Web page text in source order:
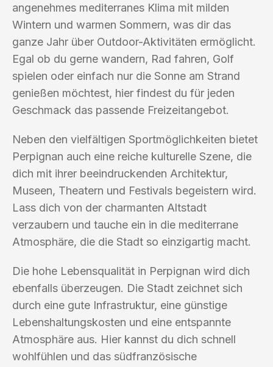
angenehmes mediterranes Klima mit milden
Wintern und warmen Sommern, was dir das
ganze Jahr über Outdoor-Aktivitäten ermöglicht.
Egal ob du gerne wandern, Rad fahren, Golf
spielen oder einfach nur die Sonne am Strand
genießen möchtest, hier findest du für jeden
Geschmack das passende Freizeitangebot.
Neben den vielfältigen Sportmöglichkeiten bietet
Perpignan auch eine reiche kulturelle Szene, die
dich mit ihrer beeindruckenden Architektur,
Museen, Theatern und Festivals begeistern wird.
Lass dich von der charmanten Altstadt
verzaubern und tauche ein in die mediterrane
Atmosphäre, die die Stadt so einzigartig macht.
Die hohe Lebensqualität in Perpignan wird dich
ebenfalls überzeugen. Die Stadt zeichnet sich
durch eine gute Infrastruktur, eine günstige
Lebenshaltungskosten und eine entspannte
Atmosphäre aus. Hier kannst du dich schnell
wohlfühlen und das südfranzösische